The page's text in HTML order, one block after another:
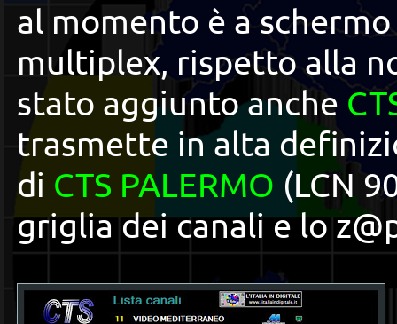
al momento è a
multiplex, rispetto alla
stato aggiunto anche
trasmette in alta
di CTS PALERMO (LCN
griglia dei canali e lo